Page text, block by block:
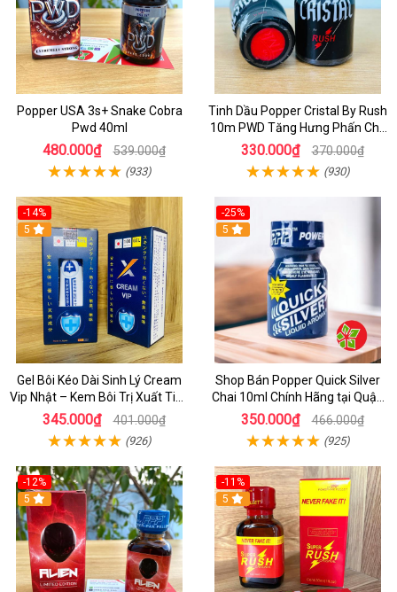
Popper USA 3s+ Snake Cobra
Pwd 40ml
480.000₫ 539.000₫
(933)
Tinh Dầu Popper Cristal By Rush
10m PWD Tăng Hưng Phấn Cho
Top Bot
330.000₫ 370.000₫
(930)
-14%
5
Gel Bôi Kéo Dài Sinh Lý Cream
Vip Nhật – Kem Bôi Trị Xuất Tinh
Sớm Chính Hãng Cho Nam
345.000₫ 401.000₫
(926)
-25%
5
Shop Bán Popper Quick Silver
Chai 10ml Chính Hãng tại Quận
1 - Kích thích tăng ham muốn
cực mạnh
350.000₫ 466.000₫
(925)
-12%
5
-11%
5